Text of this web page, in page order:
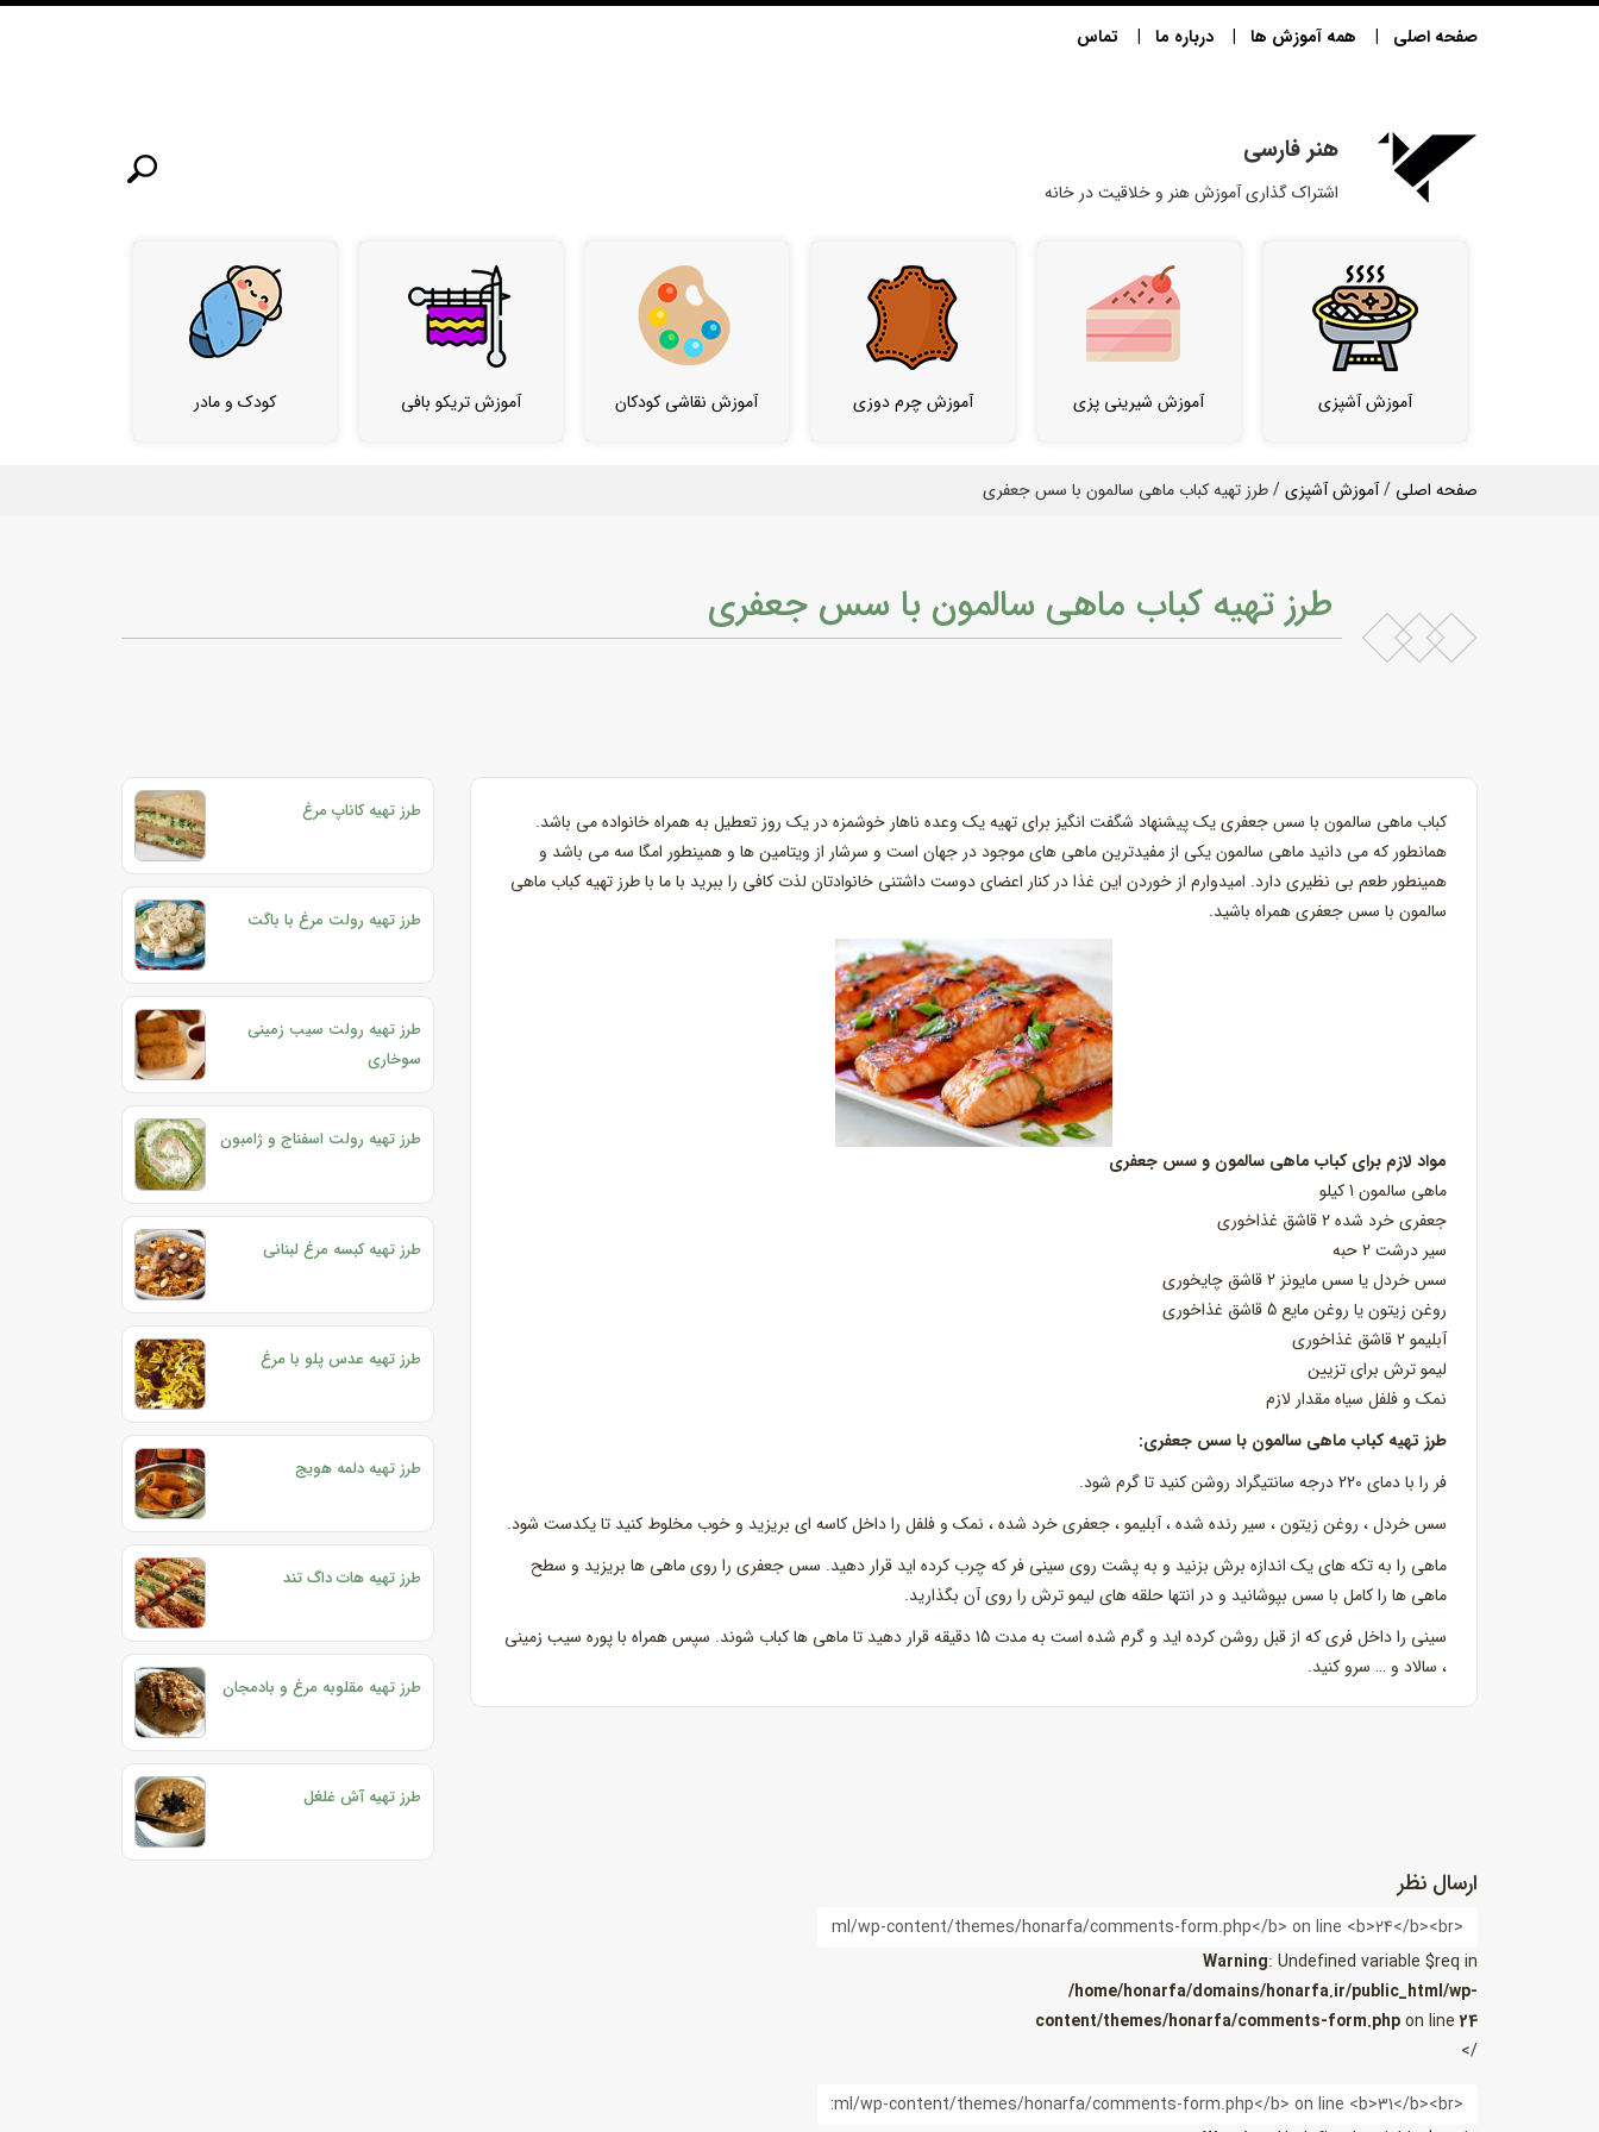
صفحه اصلی همه آموزش ها درباره ما تماس
هنر فارسی
اشتراک گذاری آموزش هنر و خلاقیت در خانه
آموزش آشپزی آموزش شیرینی پزی آموزش چرم دوزی آموزش نقاشی کودکان آموزش تریکو بافی کودک و مادر
صفحه اصلی /آموزش آشپزی/ طرز تهیه کباب ماهی سالمون با سس جعفری
طرز تهیه کباب ماهی سالمون با سس جعفری
کباب ماهی سالمون با سس جعفری یک پیشنهاد شگفت انگیز برای تهیه یک وعده ناهار خوشمزه در یک روز تعطیل به همراه خانواده می باشد.
همانطور که می دانید ماهی سالمون یکی از مفیدترین ماهی های موجود در جهان است و سرشار از ویتامین ها و همینطور امگا سه می باشد و
همینطور طعم بی نظیری دارد. امیدوارم از خوردن این غذا در کنار اعضای دوست داشتنی خانوادتان لذت کافی را ببرید با ما با طرز تهیه کباب ماهی
سالمون با سس جعفری همراه باشید.
مواد لازم برای کباب ماهی سالمون و سس جعفری
ماهی سالمون 1 کیلو
جعفری خرد شده 2 قاشق غذاخوری
سیر درشت 2 حبه
سس خردل یا سس مایونز 2 قاشق چایخوری
روغن زیتون یا روغن مایع 5 قاشق غذاخوری
آبلیمو 2 قاشق غذاخوری
لیمو ترش برای تزیین
نمک و فلفل سیاه مقدار لازم
طرز تهیه کباب ماهی سالمون با سس جعفری:
فر را با دمای 220 درجه سانتیگراد روشن کنید تا گرم شود.
سس خردل ، روغن زیتون ، سیر رنده شده ، آبلیمو ، جعفری خرد شده ، نمک و فلفل را داخل کاسه ای بریزید و خوب مخلوط کنید تا یکدست شود.
ماهی را به تکه های یک اندازه برش بزنید و به پشت روی سینی فر که چرب کرده اید قرار دهید. سس جعفری را روی ماهی ها بریزید و سطح
ماهی ها را کامل با سس بپوشانید و در انتها حلقه های لیمو ترش را روی آن بگذارید.
سینی را داخل فری که از قبل روشن کرده اید و گرم شده است به مدت 15 دقیقه قرار دهید تا ماهی ها کباب شوند. سپس همراه با پوره سیب زمینی
، سالاد و … سرو کنید.
طرز تهیه کاناپ مرغ
طرز تهیه رولت مرغ با باگت
طرز تهیه رولت سیب زمینی
سوخاری
طرز تهیه رولت اسفناج و ژامبون
طرز تهیه کبسه مرغ لبنانی
طرز تهیه عدس پلو با مرغ
طرز تهیه دلمه هویج
طرز تهیه هات داگ تند
طرز تهیه مقلوبه مرغ و بادمجان
طرز تهیه آش غلغل
ارسال نظر
Warning: Undefined variable $req in
/home/honarfa/domains/honarfa.ir/public_html/wp-
content/themes/honarfa/comments-form.phpon line24
/>
ایمیل